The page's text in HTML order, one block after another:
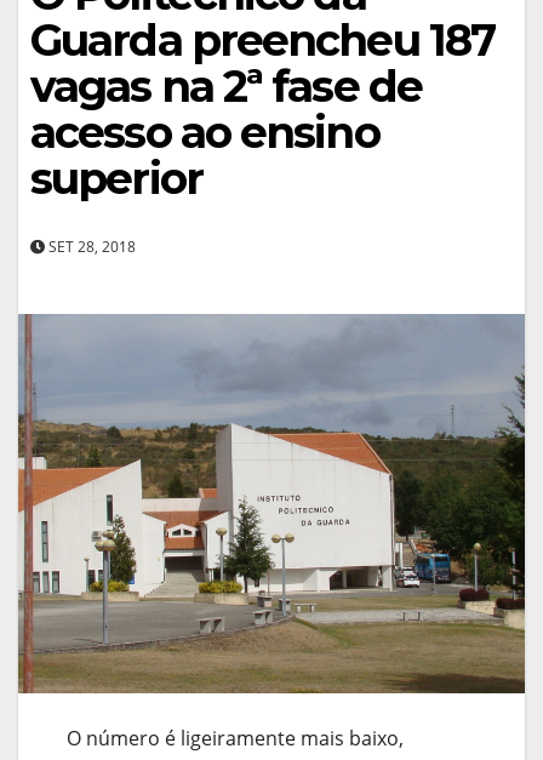
Guarda preencheu 187
vagas na 2ª fase de
acesso ao ensino
superior
SET 28, 2018
O número é ligeiramente mais baixo,